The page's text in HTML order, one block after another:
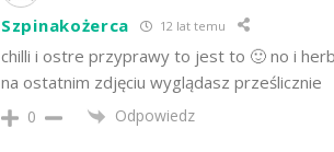
Szpinakożerca 12 lat temu
chilli i ostre przyprawy to jest to 🙂 no i
na ostatnim zdjęciu wyglądasz prześlicznie
0 Odpowiedz